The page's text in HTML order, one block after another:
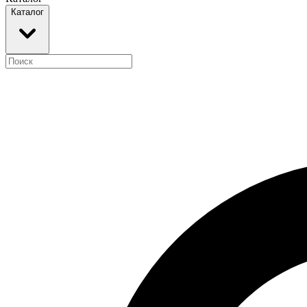
Каталог